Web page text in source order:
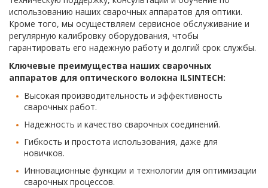
использованию наших сварочных аппаратов для оптики.
Кроме того, мы осуществляем сервисное обслуживание и
регулярную калибровку оборудования, чтобы
гарантировать его надежную работу и долгий срок службы.
Ключевые преимущества наших сварочных
аппаратов для оптического волокна ILSINTECH:
Высокая производительность и эффективность
сварочных работ.
Надежность и качество сварочных соединений.
Гибкость и простота использования, даже для
новичков.
Инновационные функции и технологии для оптимизации
сварочных процессов.